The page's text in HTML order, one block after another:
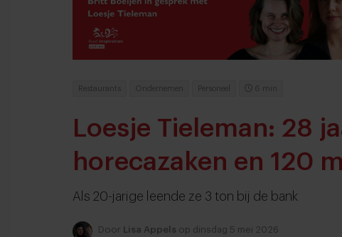
Restaurants Ondernemen Personeel 6 min
Loesje Tieleman: 28
horecazaken en 120
Als 20-jarige leende ze 3 ton bij de bank
Door Lisa Appels op dinsdag 5 mei 2026